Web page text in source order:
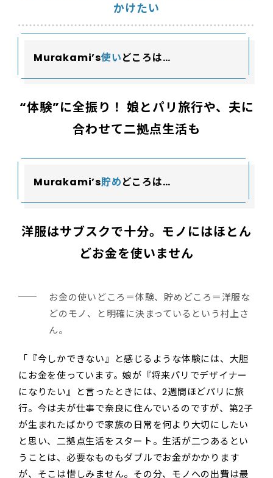
かけたい
Murakami’s使いどころは…
“体験”に全振り！ 娘とパリ旅行や、夫に
合わせて二拠点生活も
Murakami’s貯めどころは…
洋服はサブスクで十分。モノにはほとん
どお金を使いません
お金の使いどころ＝体験、貯めどころ＝洋服な
どのモノ、と明確に決まっているという村上さ
ん。
「『今しかできない』と感じるような体験には、大胆
にお金を使っています。娘が『将来パリでデザイナー
になりたい』と言ったときには、2週間ほどパリに旅
行。今は夫が仕事で奈良に住んでいるのですが、第2子
が生まれたばかりで家族の日常を何より大切にしたい
と思い、二拠点生活をスタート。生活が二つあるとい
うことは、必要なものもダブルでお金がかかります
が、そこは惜しみません。その分、モノへの出費は最